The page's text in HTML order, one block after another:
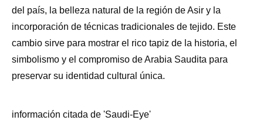
del país, la belleza natural de la región de Asir y la
incorporación de técnicas tradicionales de tejido. Este
cambio sirve para mostrar el rico tapiz de la historia, el
simbolismo y el compromiso de Arabia Saudita para
preservar su identidad cultural única.
información citada de 'Saudi-Eye'